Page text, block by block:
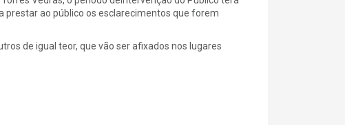
prestar ao público os esclarecimentos que forem
de igual teor, que vão ser afixados nos lugares